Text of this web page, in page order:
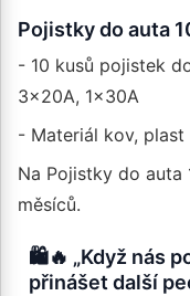
Pojistky do auta
- 10 kusů pojistek
3x20A, 1x30A
- Materiál kov, plast
Na Pojistky do auta
měsíců.
🛍️🔥 „Když nás
přinášet další